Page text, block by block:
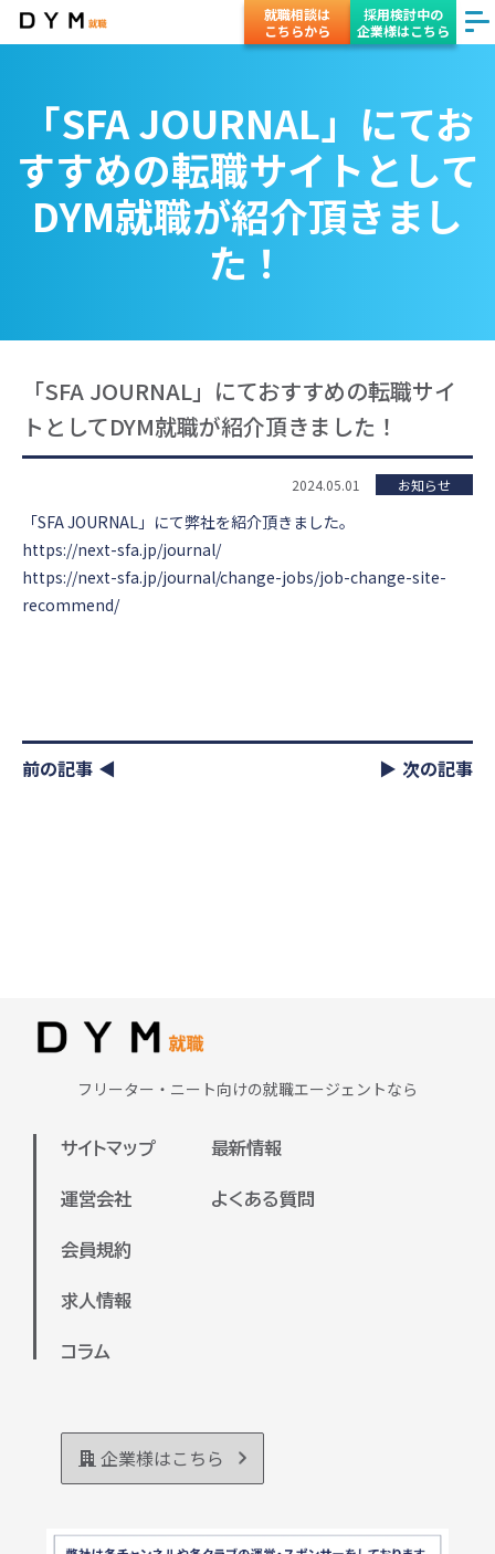
就職相談は
こちらから
採用検討中の
企業様はこちら
「SFA JOURNAL」にてお
すすめの転職サイトとして
DYM就職が紹介頂きまし
た！
「SFA JOURNAL」にておすすめの転職サイ
トとしてDYM就職が紹介頂きました！
2024.05.01 お知らせ
「SFA JOURNAL」 にて弊社を紹介頂きました。
https://next-sfa.jp/journal/
https://next-sfa.jp/journal/change-jobs/job-change-site-
recommend/
前の記事 次の記事
フリーター・ニート向けの就職エージェントなら
サイトマップ
運営会社
会員規約
求人情報
コラム
最新情報
よくある質問
企業様はこちら